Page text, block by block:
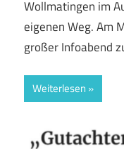
Wollmatingen im
eigenen Weg. Am
großer Infoabend
Weiterlesen